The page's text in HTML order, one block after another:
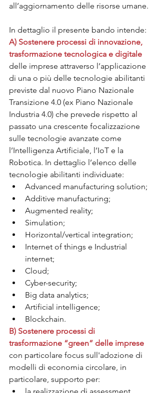
all’aggiornamento delle risorse umane.
In dettaglio il presente bando intende:
A) Sostenere processi di innovazione,
trasformazione tecnologica e digitale
delle imprese attraverso l’applicazione
di una o più delle tecnologie abilitanti
previste dal nuovo Piano Nazionale
Transizione 4.0 (ex Piano Nazionale
Industria 4.0) che prevede rispetto al
passato una crescente focalizzazione
sulle tecnologie avanzate come
l’Intelligenza Artificiale, l’IoT e la
Robotica. In dettaglio l’elenco delle
tecnologie abilitanti individuate:
Advanced manufacturing solution;
Additive manufacturing;
Augmented reality;
Simulation;
Horizontal/vertical integration;
Internet of things e Industrial
internet;
Cloud;
Cyber-security;
Big data analytics;
Artificial intelligence;
Blockchain.
B) Sostenere processi di
trasformazione “green” delle imprese
con particolare focus sull'adozione di
modelli di economia circolare, in
particolare, supporto per: